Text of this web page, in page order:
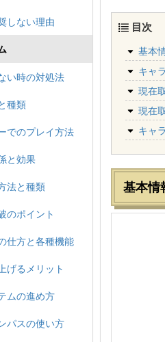
しない理由
い時の対処法
種類
でのプレイ方法
と効果
法と種類
のポイント
仕方と各種機能
げるメリット
ムの進め方
パスの使い方
目次
基本
キャ
現在
現在
キャ
基本情